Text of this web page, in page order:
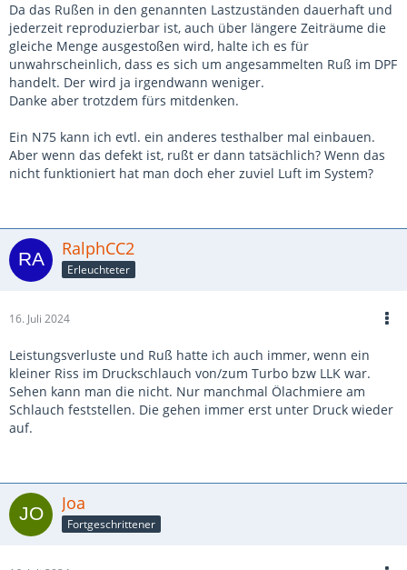
Da das Rußen in den genannten Lastzuständen dauerhaft und
jederzeit reproduzierbar ist, auch über längere Zeiträume die
gleiche Menge ausgestoßen wird, halte ich es für
unwahrscheinlich, dass es sich um angesammelten Ruß im DPF
handelt. Der wird ja irgendwann weniger.
Danke aber trotzdem fürs mitdenken.
Ein N75 kann ich evtl. ein anderes testhalber mal einbauen.
Aber wenn das defekt ist, rußt er dann tatsächlich? Wenn das
nicht funktioniert hat man doch eher zuviel Luft im System?
RalphCC2
Erleuchteter
16. Juli 2024
Leistungsverluste und Ruß hatte ich auch immer, wenn ein
kleiner Riss im Druckschlauch von/zum Turbo bzw LLK war.
Sehen kann man die nicht. Nur manchmal Ölachmiere am
Schlauch feststellen. Die gehen immer erst unter Druck wieder
auf.
Joa
Fortgeschrittener